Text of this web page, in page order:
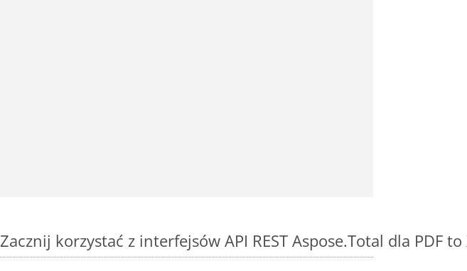
Zacznij korzystać z interfejsów API REST Aspose.Total dla PDF to